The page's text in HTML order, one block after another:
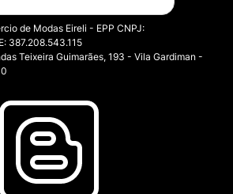
de Modas Eireli - EPP CNPJ:
387.208.543.115
Teixeira Guimarães, 193 - Vila Gardiman -